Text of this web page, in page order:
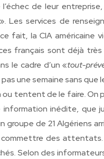
de leur
Les services de
fait, la CIA américaine
français sont déjà
le cadre d’un «tout-
une semaine sans que
ou tentent de le faire. On
information inédite, que
de 21 Algériens
des
Selon des